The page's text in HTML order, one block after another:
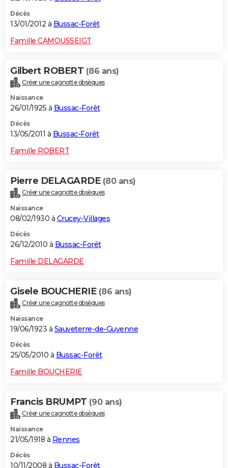
Décès
13/01/2012 à Bussac-Forêt
Famille CAMOUSSEIGT
Gilbert ROBERT (86 ans)
Créer une cagnotte obsèques
Naissance
26/01/1925 à Bussac-Forêt
Décès
13/05/2011 à Bussac-Forêt
Famille ROBERT
Pierre DELAGARDE (80 ans)
Créer une cagnotte obsèques
Naissance
08/02/1930 à Crucey-Villages
Décès
26/12/2010 à Bussac-Forêt
Famille DELAGARDE
Gisele BOUCHERIE (86 ans)
Créer une cagnotte obsèques
Naissance
19/06/1923 à Sauveterre-de-Guyenne
Décès
25/05/2010 à Bussac-Forêt
Famille BOUCHERIE
Francis BRUMPT (90 ans)
Créer une cagnotte obsèques
Naissance
21/05/1918 à Rennes
Décès
10/11/2008 à Bussac-Forêt